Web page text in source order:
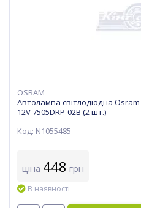
OSRAM
Автолампа світлодіодна Osram
12V 7505DRP-02B (2 шт.)
Код: N1055485
ціна 448 грн
В наявності